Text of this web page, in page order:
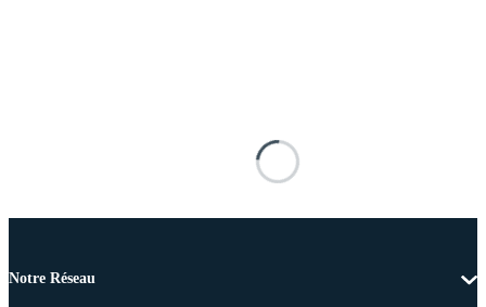
Notre Réseau